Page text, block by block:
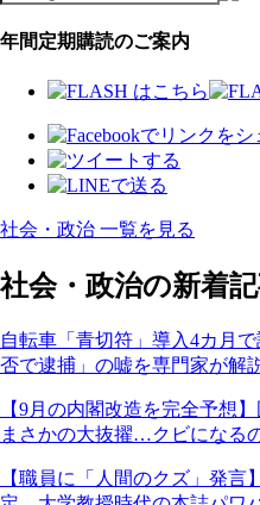
年間定期購読のご案内
社会・政治 一覧を見る
社会・政治の新着
自転車「青切符」導入4カ月
否で逮捕」の嘘を専門家が解
【9月の内閣改造を完全予想
まさかの大抜擢…クビになる
【職員に「人間のクズ」発